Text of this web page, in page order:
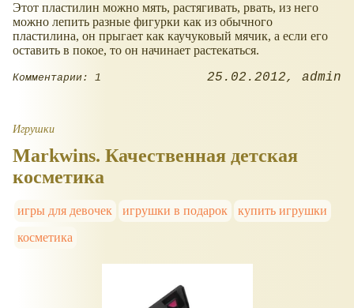
Этот пластилин можно мять, растягивать, рвать, из него
можно лепить разные фигурки как из обычного
пластилина, он прыгает как каучуковый мячик, а если его
оставить в покое, то он начинает растекаться.
Комментарии: 1 25.02.2012 admin
Игрушки
Markwins. Качественная детская
косметика
игры для девочек игрушки в подарок
купить игрушки
косметика